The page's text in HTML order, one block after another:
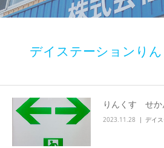
デイステーションり
りんくす せか
2023.11.28 デイ
居宅介護・訪問介護
快護ラボ知技心
info